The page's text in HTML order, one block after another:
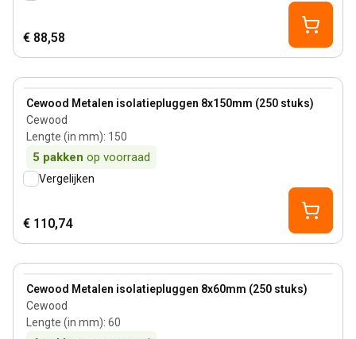
€ 88,58
Cewood Metalen isolatiepluggen 8x150mm (250 stuks)
Cewood
Lengte (in mm): 150
5 pakken op voorraad
View product
Vergelijken
€ 110,74
Cewood Metalen isolatiepluggen 8x60mm (250 stuks)
Cewood
Lengte (in mm): 60
View product